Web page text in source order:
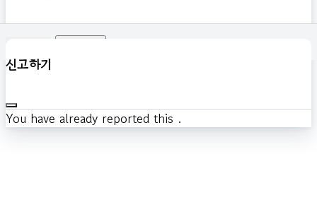
신고하기
You have already reported this .